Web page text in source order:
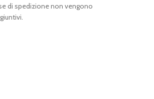
di spedizione non vengono